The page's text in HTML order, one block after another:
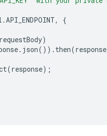
.API_ENDPOINT,
{
requestBody)
. json()). then(response
(response);